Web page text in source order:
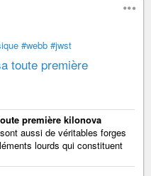
#webb #jwst
toute première
première kilonova
aussi de véritables forges
lourds qui constituent